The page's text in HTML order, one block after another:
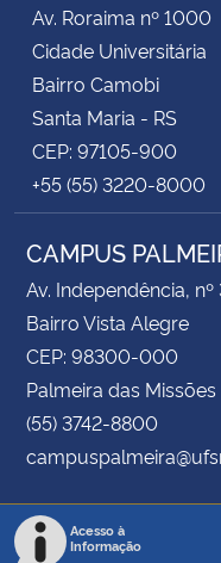
Av. Roraima nº 1000
Cidade Universitária
Bairro Camobi
Santa Maria - RS
CEP: 97105-900
+55 (55) 3220-8000
CAMPUS
Av. Independência, nº
Bairro Vista Alegre
CEP: 98300-000
Palmeira das Missões
(55) 3742-8800
Acesso à
Informação